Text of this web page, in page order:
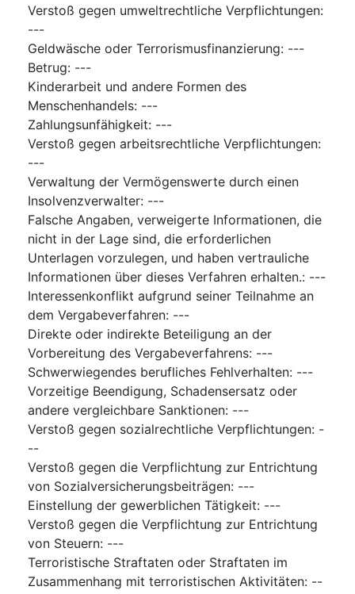
Verstoß gegen umweltrechtliche Verpflichtungen:
---
Geldwäsche oder Terrorismusfinanzierung: ---
Betrug: ---
Kinderarbeit und andere Formen des
Menschenhandels: ---
Zahlungsunfähigkeit: ---
Verstoß gegen arbeitsrechtliche Verpflichtungen:
---
Verwaltung der Vermögenswerte durch einen
Insolvenzverwalter: ---
Falsche Angaben, verweigerte Informationen, die
nicht in der Lage sind, die erforderlichen
Unterlagen vorzulegen, und haben vertrauliche
Informationen über dieses Verfahren erhalten.: ---
Interessenkonflikt aufgrund seiner Teilnahme an
dem Vergabeverfahren: ---
Direkte oder indirekte Beteiligung an der
Vorbereitung des Vergabeverfahrens: ---
Schwerwiegendes berufliches Fehlverhalten: ---
Vorzeitige Beendigung, Schadensersatz oder
andere vergleichbare Sanktionen: ---
Verstoß gegen sozialrechtliche Verpflichtungen: -
--
Verstoß gegen die Verpflichtung zur Entrichtung
von Sozialversicherungsbeiträgen: ---
Einstellung der gewerblichen Tätigkeit: ---
Verstoß gegen die Verpflichtung zur Entrichtung
von Steuern: ---
Terroristische Straftaten oder Straftaten im
Zusammenhang mit terroristischen Aktivitäten: --